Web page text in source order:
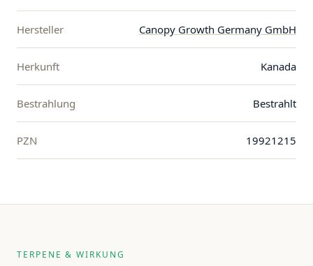
Hersteller Canopy Growth Germany GmbH
Herkunft Kanada
Bestrahlung Bestrahlt
PZN 19921215
TERPENE & WIRKUNG